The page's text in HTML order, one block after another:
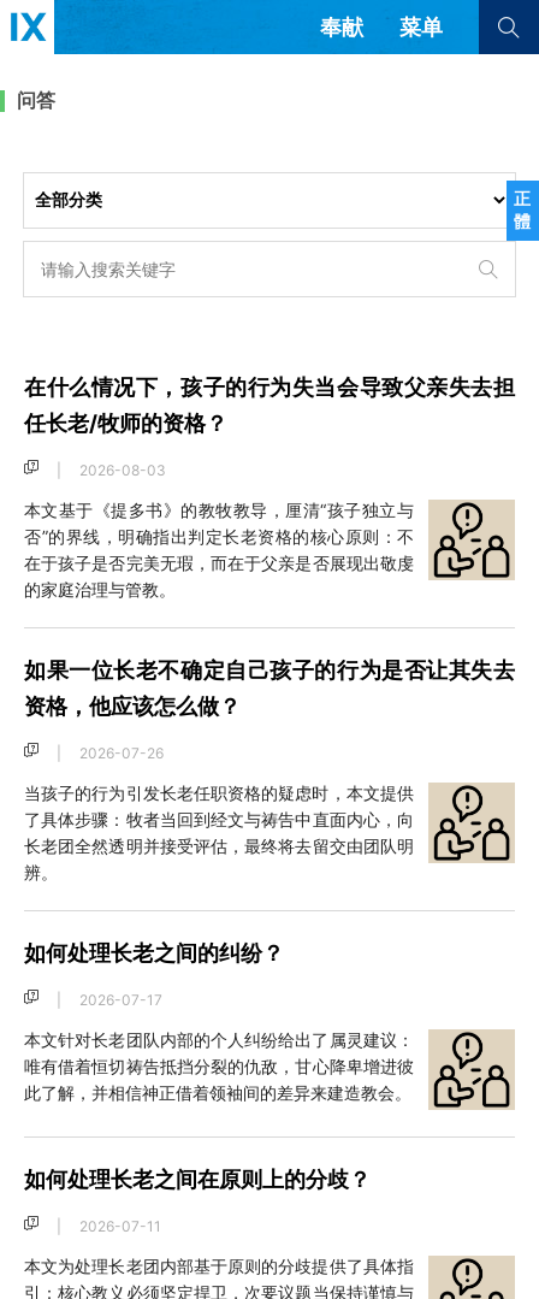
正
體
奉献 菜单
文章 书评 访谈 问答
来信
福音传讲与宣教 成员制与教会纪律
团契生活与祷告
查看全部
查看全部
西班牙语
葡萄牙语
俄语
乌兹别克语
达里语
越南语
韩语
土耳其语
阿拉伯语
阿尔巴尼亚语
塞尔维亚语 柬埔寨语
问答
在什么情况下，孩子的行为失当会导致父亲失去担
任长老/牧师的资格？
2026-08-03
本文基于《提多书》的教牧教导，厘清“孩子独立与
否”的界线，明确指出判定长老资格的核心原则：不
在于孩子是否完美无瑕，而在于父亲是否展现出敬虔
的家庭治理与管教。
如果一位长老不确定自己孩子的行为是否让其失去
资格，他应该怎么做？
2026-07-26
当孩子的行为引发长老任职资格的疑虑时，本文提供
了具体步骤：牧者当回到经文与祷告中直面内心，向
长老团全然透明并接受评估，最终将去留交由团队明
辨。
如何处理长老之间的纠纷？
2026-07-17
本文针对长老团队内部的个人纠纷给出了属灵建议：
唯有借着恒切祷告抵挡分裂的仇敌，甘心降卑增进彼
此了解，并相信神正借着领袖间的差异来建造教会。
如何处理长老之间在原则上的分歧？
2026-07-11
本文为处理长老团内部基于原则的分歧提供了具体指
引：核心教义必须坚定捍卫，次要议题当保持谨慎与